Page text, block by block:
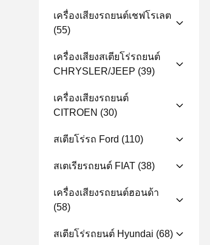
เครื่องเสียงรถยนต์เชฟโรเลต
(55)
เครื่องเสียงสเตียโร่รถยนต์
CHRYSLER/JEEP (39)
เครื่องเสียงรถยนต์
CITROEN (30)
สเตียโร่รถ Ford (110)
สเตเรียรถยนต์ FIAT (38)
เครื่องเสียงรถยนต์ฮอนด้า
(58)
สเตียโร่รถยนต์ Hyundai (68)